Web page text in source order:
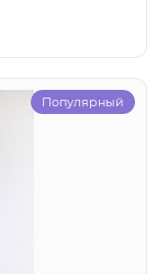
Популярный